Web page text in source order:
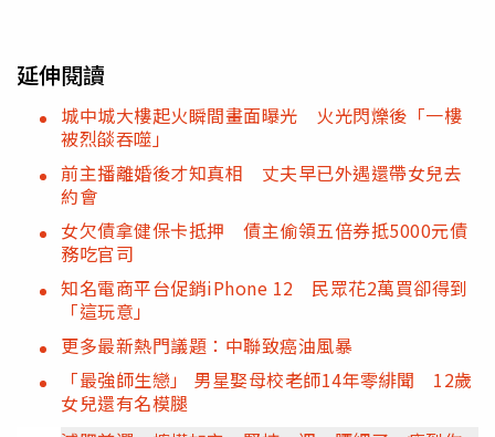
延伸閱讀
城中城大樓起火瞬間畫面曝光 火光閃爍後「一樓
被烈燄吞噬」
前主播離婚後才知真相 丈夫早已外遇還帶女兒去
約會
女欠債拿健保卡抵押 債主偷領五倍券抵5000元債
務吃官司
知名電商平台促銷iPhone 12 民眾花2萬買卻得到
「這玩意」
更多最新熱門議題：中聯致癌油風暴
「最強師生戀」 男星娶母校老師14年零緋聞 12歲
女兒還有名模腿